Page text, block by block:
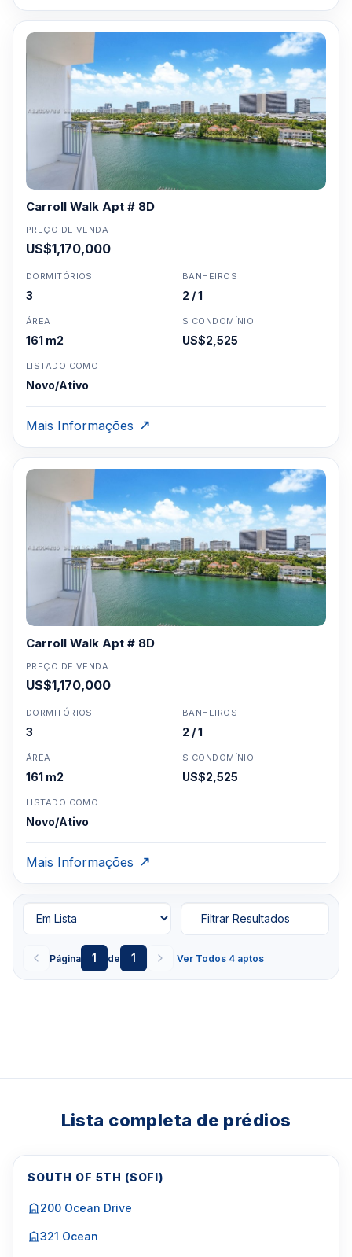
Carroll Walk Apt # 8D
PREÇO DE VENDA
US$1,170,000
DORMITÓRIOS
3
BANHEIROS
2 / 1
ÁREA
161 m2
$ CONDOMÍNIO
US$2,525
LISTADO COMO
Novo/Ativo
Mais Informações
Carroll Walk Apt # 8D
PREÇO DE VENDA
US$1,170,000
DORMITÓRIOS
3
BANHEIROS
2 / 1
ÁREA
161 m2
$ CONDOMÍNIO
US$2,525
LISTADO COMO
Novo/Ativo
Mais Informações
Página 1 de 1 Ver Todos 4 aptos
Filtrar Resultados
Lista completa de prédios
SOUTH OF 5TH (SOFI)
200 Ocean Drive
321 Ocean